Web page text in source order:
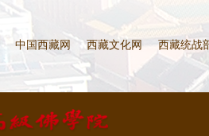
中国西藏网 西藏文化网 西藏统战